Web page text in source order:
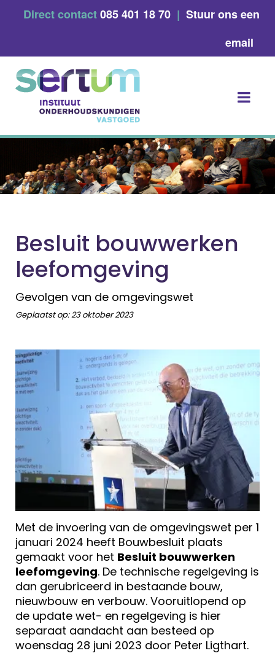
Direct contact085 401 18 70 | Stuur ons een
email
Besluit bouwwerken
leefomgeving
Gevolgen van de omgevingswet
Geplaatst op:23 oktober 2023
Met de invoering van de omgevingswet per 1
januari 2024 heeft Bouwbesluit plaats
gemaakt voor het Besluit bouwwerken
leefomgeving. De technische regelgeving is
dan gerubriceerd in bestaande bouw,
nieuwbouw en verbouw. Vooruitlopend op
de update wet- en regelgeving is hier
separaat aandacht aan besteed op
woensdag 28 juni 2023 door Peter Ligthart.